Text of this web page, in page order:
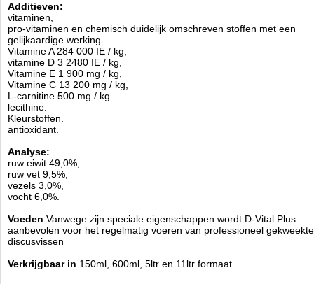
Additieven:
vitaminen,
pro-vitaminen en chemisch duidelijk omschreven stoffen met een
gelijkaardige werking.
Vitamine A 284 000 IE / kg,
vitamine D 3 2480 IE / kg,
Vitamine E 1 900 mg / kg,
Vitamine C 13 200 mg / kg,
L-carnitine 500 mg / kg.
lecithine.
Kleurstoffen.
antioxidant.
Analyse:
ruw eiwit 49,0%,
ruw vet 9,5%,
vezels 3,0%,
vocht 6,0%.
Voeden Vanwege zijn speciale eigenschappen wordt D-Vital Plus
aanbevolen voor het regelmatig voeren van professioneel gekweekte
discusvissen
Verkrijgbaar in 150ml, 600ml, 5ltr en 11ltr formaat.